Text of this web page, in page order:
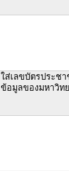
ใส่เลขบัตรประช
ข้อมูลของมหาวิท